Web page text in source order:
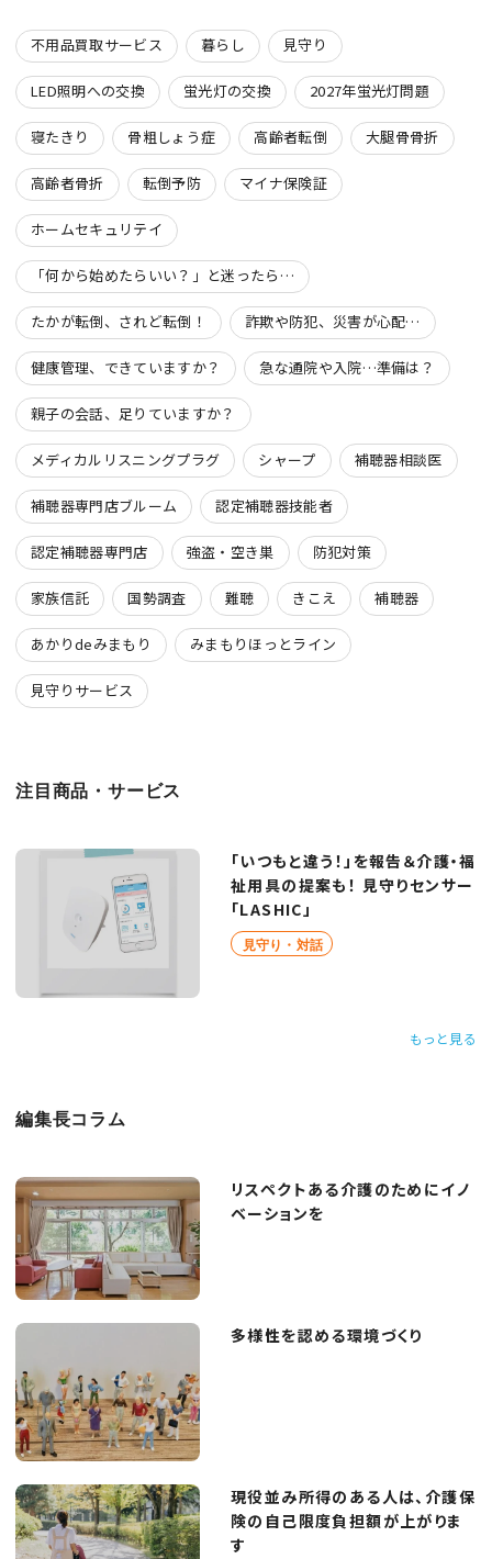
不用品買取サービス 暮らし 見守り
LED照明への交換 蛍光灯の交換 2027年蛍光灯問題
寝たきり 骨粗しょう症 高齢者転倒 大腿骨骨折
高齢者骨折 転倒予防 マイナ保険証
ホームセキュリテイ
「何から始めたらいい？」と迷ったら…
たかが転倒、されど転倒！ 詐欺や防犯、災害が心配…
健康管理、できていますか？ 急な通院や入院…準備は？
親子の会話、足りていますか？
メディカルリスニングプラグ シャープ 補聴器相談医
補聴器専門店ブルーム 認定補聴器技能者
認定補聴器専門店 強盗・空き巣 防犯対策
家族信託 国勢調査 難聴 きこえ 補聴器
あかりdeみまもり みまもりほっとライン
見守りサービス
注目商品・サービス
「いつもと違う！」を報告＆介護・福
祉用具の提案も！ 見守りセンサー
「LASHIC」
見守り・対話
もっと見る
編集長コラム
リスペクトある介護のためにイノ
ベーションを
多様性を認める環境づくり
現役並み所得のある人は、介護保
険の自己限度負担額が上がりま
す